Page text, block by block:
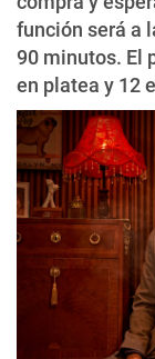
función será a
90 minutos. El
en platea y 12